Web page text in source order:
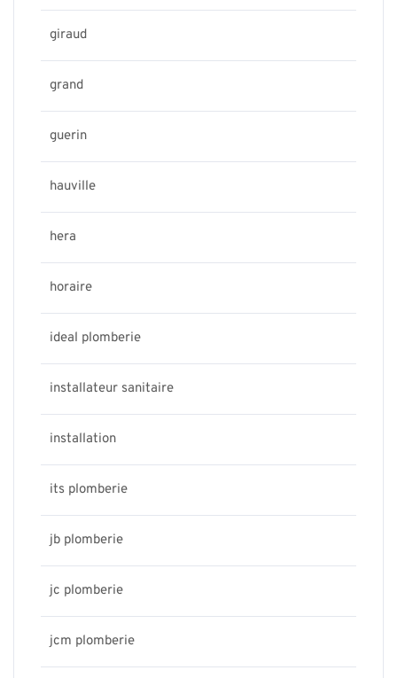
giraud
grand
guerin
hauville
hera
horaire
ideal plomberie
installateur sanitaire
installation
its plomberie
jb plomberie
jc plomberie
jcm plomberie